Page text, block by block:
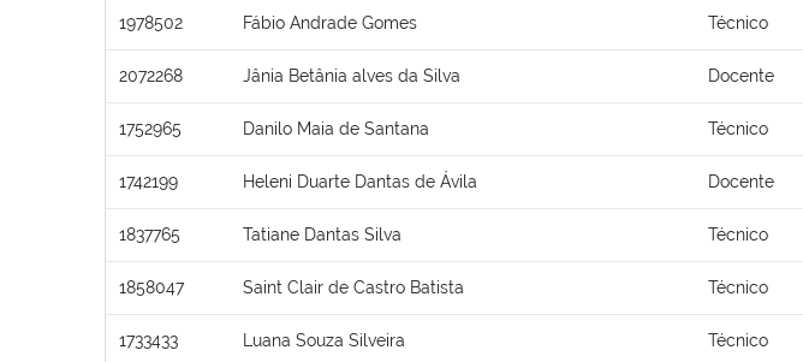
1978502 Fábio Andrade Gomes Técnico
2072268 Jânia Betânia alves da Silva Docente
1752965 Danilo Maia de Santana Técnico
1742199 Heleni Duarte Dantas de Ávila Docente
1837765 Tatiane Dantas Silva Técnico
1858047 Saint Clair de Castro Batista Técnico
1733433 Luana Souza Silveira Técnico